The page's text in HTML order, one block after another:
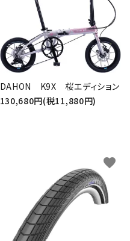
DAHON K9X 桜エディション
130,680円(税11,880円)
favorite